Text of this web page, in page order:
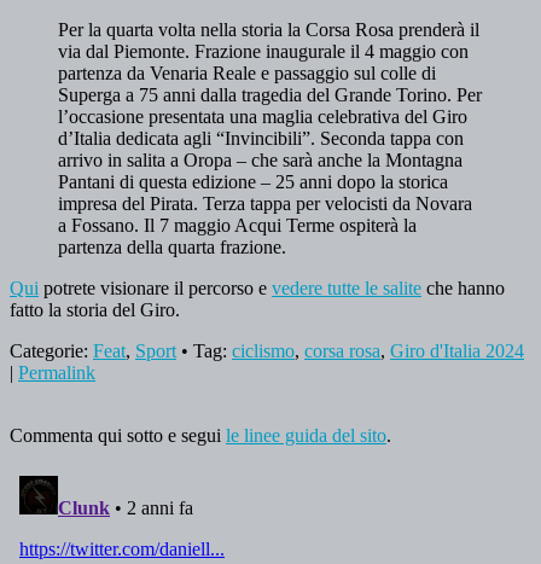
Per la quarta volta nella storia la Corsa Rosa prenderà il
via dal Piemonte. Frazione inaugurale il 4 maggio con
partenza da Venaria Reale e passaggio sul colle di
Superga a 75 anni dalla tragedia del Grande Torino. Per
l’occasione presentata una maglia celebrativa del Giro
d’Italia dedicata agli “Invincibili”. Seconda tappa con
arrivo in salita a Oropa – che sarà anche la Montagna
Pantani di questa edizione – 25 anni dopo la storica
impresa del Pirata. Terza tappa per velocisti da Novara
a Fossano. Il 7 maggio Acqui Terme ospiterà la
partenza della quarta frazione.
Qui potrete visionare il percorso e vedere tutte le salite che hanno
fatto la storia del Giro.
Categorie: Feat, Sport • Tag: ciclismo, corsa rosa, Giro d'Italia 2024
| Permalink
Commenta qui sotto e segui le linee guida del sito.